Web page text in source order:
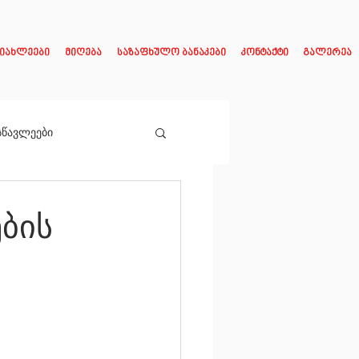
მიღება საზაფხულო ბანაკები კონტაქტი გალერეა